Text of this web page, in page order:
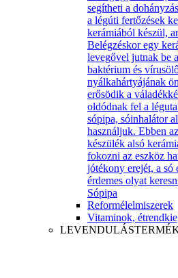
segítheti a
a légúti fertőzések
kerámiából készül,
Belégzéskor egy
levegővel jutnak be
baktérium és
nyálkahártyájának
erősödik a
oldódnak fel a
sópipa, sóinhalátor
használjuk. Ebben
készülék alsó
fokozni az eszköz
jótékony erejét, a só
érdemes olyat
Sópipa
Reformélelmiszerek
Vitaminok,